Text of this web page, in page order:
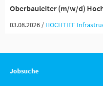
Oberbauleiter (m/w/d)
03.08.2026 / HOCHTIEF
Jobsuche